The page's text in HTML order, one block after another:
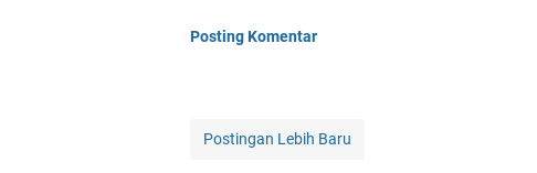
Posting Komentar
Postingan Lebih Baru